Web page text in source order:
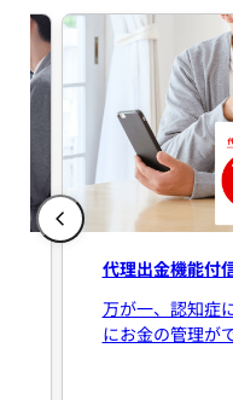
代理出金機能付
万が一、認知症
にお金の管理が